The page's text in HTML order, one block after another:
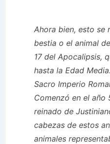
Ahora bien, esto se
bestia o el animal
17 del Apocalipsis,
hasta la Edad
Sacro Imperio
Comenzó en el año
reinado de
cabezas de estos
animales